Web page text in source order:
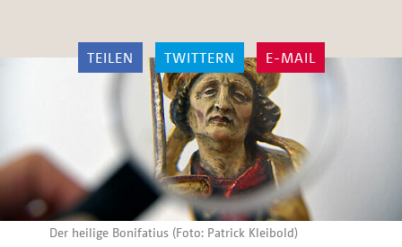
TEILEN TWITTERN E-MAIL
Der heilige Bonifatius (Foto: Patrick Kleibold)